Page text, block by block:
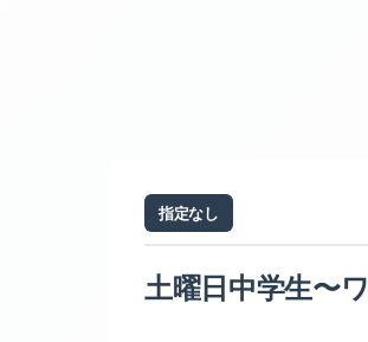
指定なし
土曜日中学生〜